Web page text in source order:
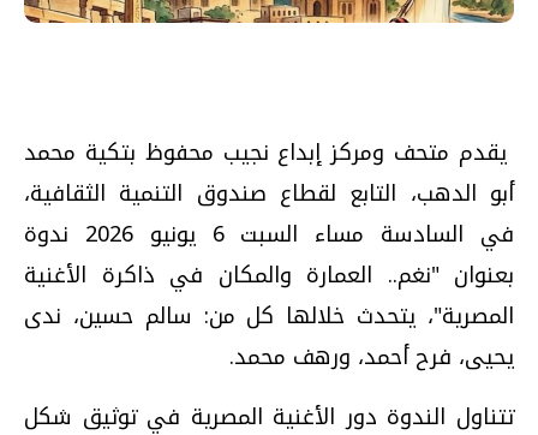
يقدم متحف ومركز إبداع نجيب محفوظ بتكية محمد
أبو الدهب، التابع لقطاع صندوق التنمية الثقافية،
في السادسة مساء السبت 6 يونيو 2026 ندوة
بعنوان "نغم.. العمارة والمكان في ذاكرة الأغنية
المصرية"، يتحدث خلالها كل من: سالم حسين، ندى
يحيى، فرح أحمد، ورهف محمد.
تتناول الندوة دور الأغنية المصرية في توثيق شكل